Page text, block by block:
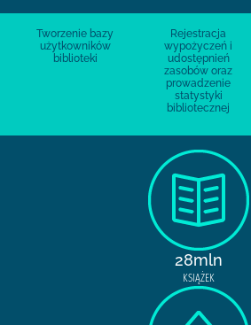
Tworzenie bazy
użytkowników
biblioteki
Rejestracja
wypożyczeń i
udostępnień
zasobów oraz
prowadzenie
statystyki
bibliotecznej
28mln
KSIĄŻEK